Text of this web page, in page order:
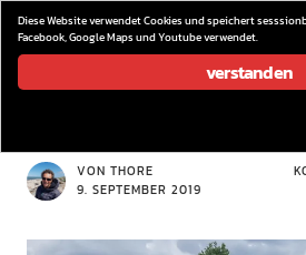
wieder los…
VON THORE
9. SEPTEMBER 2019
Diese Website verwendet Cookies und speichert
Facebook, Google Maps und Youtube verwendet.
verstanden